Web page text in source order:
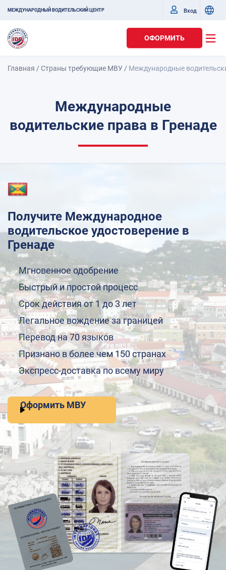
МЕЖДУНАРОДНЫЙ ВОДИТЕЛЬСКИЙ ЦЕНТР Вход
ОФОРМИТЬ
Главная /Страны требующие МВУ / Международные
Международные
водительские права в Гренаде
Получите Международное
водительское удостоверение в
Гренаде
Мгновенное одобрение
Быстрый и простой процесс
Срок действия от 1 до 3 лет
Легальное вождение за границей
Перевод на 70 языков
Признано в более чем 150 странах
Экспресс-доставка по всему миру
Оформить МВУ